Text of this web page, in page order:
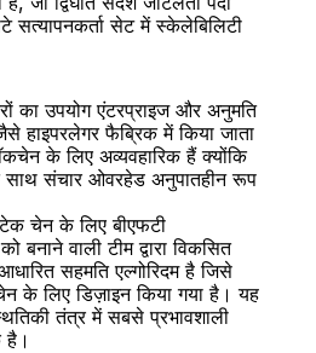
सत्यापनकर्ता सेट में स्केलेबिलिटी
का उपयोग एंटरप्राइज और अनुमति
हाइपरलेगर फैब्रिक में किया जाता
के लिए अव्यवहारिक हैं क्योंकि
साथ संचार ओवरहेड अनुपातहीन रूप
चेन के लिए बीएफटी
बनाने वाली टीम द्वारा विकसित
सहमति एल्गोरिदम है जिसे
लिए डिज़ाइन किया गया है। यह
तंत्र में सबसे प्रभावशाली
है।